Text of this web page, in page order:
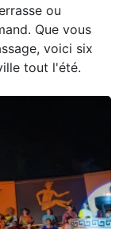
ou
Que vous
voici six
tout l'été.